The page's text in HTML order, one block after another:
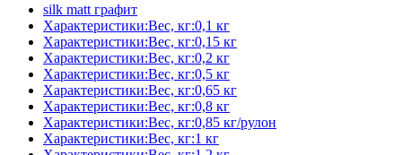
silk matt графит
Характеристики:Вес, кг:0,1 кг
Характеристики:Вес, кг:0,15 кг
Характеристики:Вес, кг:0,2 кг
Характеристики:Вес, кг:0,5 кг
Характеристики:Вес, кг:0,65 кг
Характеристики:Вес, кг:0,8 кг
Характеристики:Вес, кг:0,85 кг/рулон
Характеристики:Вес, кг:1 кг